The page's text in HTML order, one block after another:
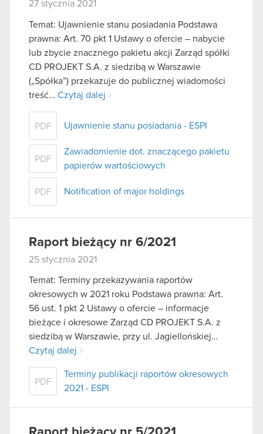
27 stycznia 2021
Temat: Ujawnienie stanu posiadania Podstawa
prawna: Art. 70 pkt 1 Ustawy o ofercie – nabycie
lub zbycie znacznego pakietu akcji Zarząd spółki
CD PROJEKT S.A. z siedzibą w Warszawie
(„Spółka”) przekazuje do publicznej wiadomości
treść… Czytaj dalej
PDF Ujawnienie stanu posiadania - ESPI
PDF
Zawiadomienie dot. znaczącego pakietu
papierów wartościowych
PDF Notification of major holdings
Raport bieżący nr 6/2021
25 stycznia 2021
Temat: Terminy przekazywania raportów
okresowych w 2021 roku Podstawa prawna: Art.
56 ust. 1 pkt 2 Ustawy o ofercie – informacje
bieżące i okresowe Zarząd CD PROJEKT S.A. z
siedzibą w Warszawie, przy ul. Jagiellońskiej…
Czytaj dalej
PDF
Terminy publikacji raportów okresowych
2021 - ESPI